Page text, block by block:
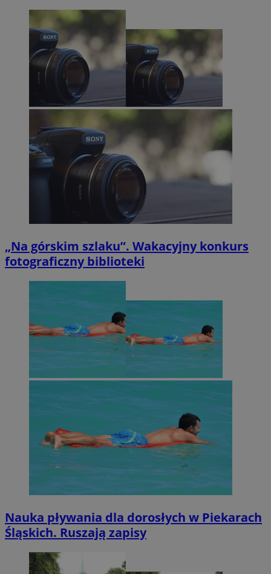
„Na górskim szlaku”. Wakacyjny konkurs
fotograficzny biblioteki
Nauka pływania dla dorosłych w Piekarach
Śląskich. Ruszają zapisy